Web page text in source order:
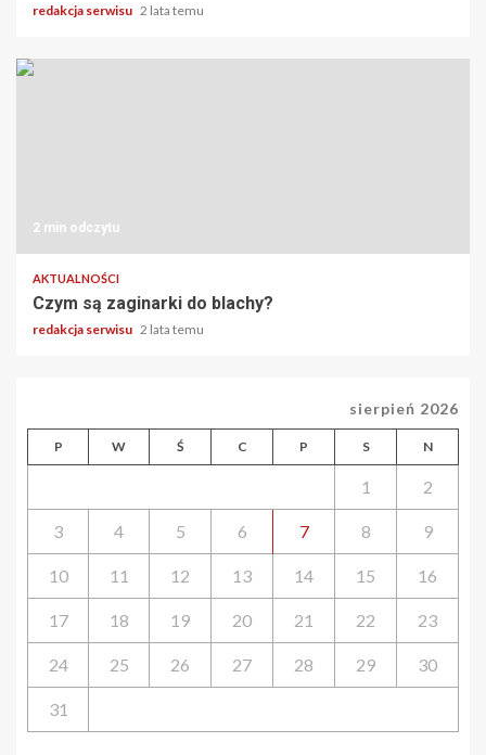
redakcja serwisu 2 lata temu
2 min odczytu
AKTUALNOŚCI
Czym są zaginarki do blachy?
redakcja serwisu 2 lata temu
sierpień 2026
P W Ś C P S N
1 2
3 4 5 6 7 8 9
10 11 12 13 14 15 16
17 18 19 20 21 22 23
24 25 26 27 28 29 30
31